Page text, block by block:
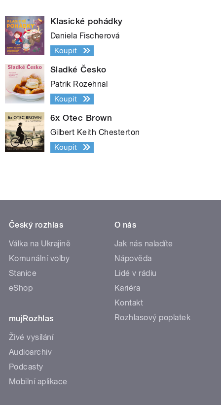
Klasické pohádky
Daniela Fischerová
Koupit
Sladké Česko
Patrik Rozehnal
Koupit
6x Otec Brown
Gilbert Keith Chesterton
Koupit
Český rozhlas
Válka na Ukrajině
Komunální volby
Stanice
eShop
mujRozhlas
Živé vysílání
Audioarchiv
Podcasty
Mobilní aplikace
O nás
Jak nás naladíte
Nápověda
Lidé v rádiu
Kariéra
Kontakt
Rozhlasový poplatek